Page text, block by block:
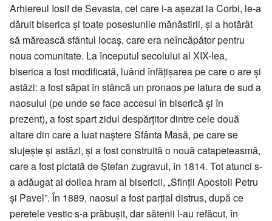
Arhiereul Iosif de Sevasta, cel care i-a aşezat la Corbi, le-a
dăruit biserica şi toate posesiunile mănăstirii, şi a hotărât
să mărească sfântul locaş, care era neîncăpător pentru
noua comunitate. La începutul secolului al XIX-lea,
biserica a fost modificată, luând înfăţişarea pe care o are şi
astăzi: a fost săpat în stâncă un pronaos pe latura de sud a
naosului (pe unde se face accesul în biserică şi în
prezent), a fost spart zidul despărţitor dintre cele două
altare din care a luat naştere Sfânta Masă, pe care se
slujeşte şi astăzi, şi a fost construită o nouă catapeteasmă,
care a fost pictată de Ştefan zugravul, în 1814. Tot atunci s-
a adăugat al doilea hram al bisericii, „Sfinţii Apostoli Petru
şi Pavel”. În 1889, naosul a fost parţial distrus, după ce
peretele vestic s-a prăbuşit, dar sătenii l-au refăcut, în